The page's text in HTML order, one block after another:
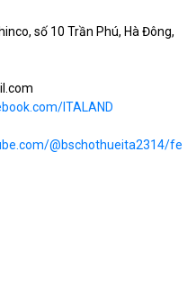
số 10 Trần Phú, Hà Đông,
ITALAND
@bschothueita2314/